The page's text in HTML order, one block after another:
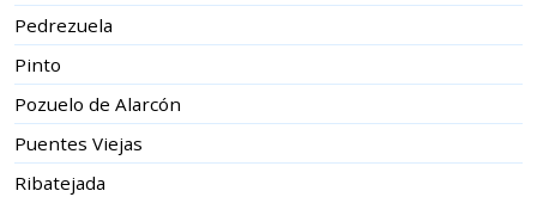
Pedrezuela
Pinto
Pozuelo de Alarcón
Puentes Viejas
Ribatejada